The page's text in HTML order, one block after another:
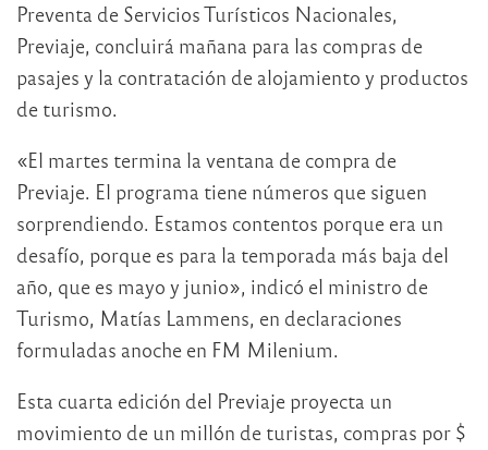
Preventa de Servicios Turísticos Nacionales,
Previaje, concluirá mañana para las compras de
pasajes y la contratación de alojamiento y productos
de turismo.
«El martes termina la ventana de compra de
Previaje. El programa tiene números que siguen
sorprendiendo. Estamos contentos porque era un
desafío, porque es para la temporada más baja del
año, que es mayo y junio», indicó el ministro de
Turismo, Matías Lammens, en declaraciones
formuladas anoche en FM Milenium.
Esta cuarta edición del Previaje proyecta un
movimiento de un millón de turistas, compras por $